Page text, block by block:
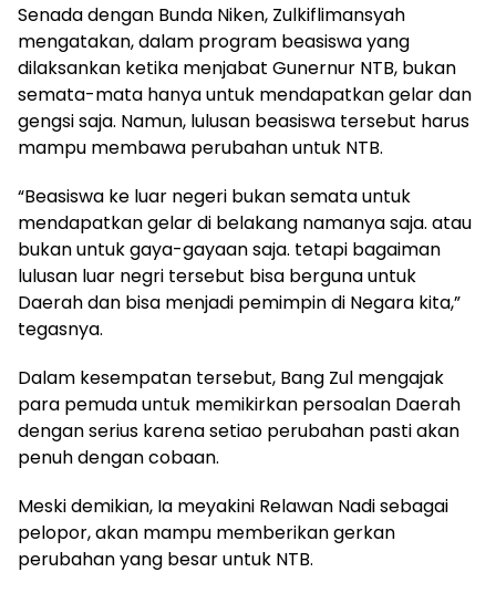
Senada dengan Bunda Niken, Zulkiflimansyah
mengatakan, dalam program beasiswa yang
dilaksankan ketika menjabat Gunernur NTB, bukan
semata-mata hanya untuk mendapatkan gelar dan
gengsi saja. Namun, lulusan beasiswa tersebut harus
mampu membawa perubahan untuk NTB.
“Beasiswa ke luar negeri bukan semata untuk
mendapatkan gelar di belakang namanya saja. atau
bukan untuk gaya-gayaan saja. tetapi bagaiman
lulusan luar negri tersebut bisa berguna untuk
Daerah dan bisa menjadi pemimpin di Negara kita,”
tegasnya.
Dalam kesempatan tersebut, Bang Zul mengajak
para pemuda untuk memikirkan persoalan Daerah
dengan serius karena setiao perubahan pasti akan
penuh dengan cobaan.
Meski demikian, Ia meyakini Relawan Nadi sebagai
pelopor, akan mampu memberikan gerkan
perubahan yang besar untuk NTB.